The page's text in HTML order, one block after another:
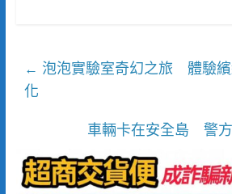
← 泡泡實驗室奇幻之旅 體驗
化
車輛卡在安全島 警